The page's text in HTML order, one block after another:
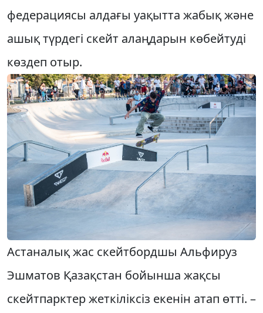
федерациясы алдағы уа­қытта жабық және
ашық түрдегі скейт алаңдарын көбейтуді
көздеп отыр.
Астаналық жас скейтбордшы Альфируз
Эшматов Қазақстан бойын­ша жақсы
скейтпарктер жеткіліксіз екенін атап өтті. –